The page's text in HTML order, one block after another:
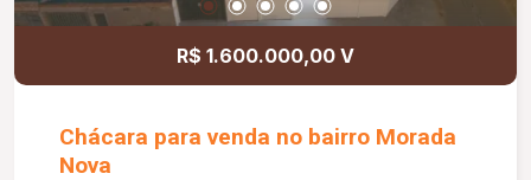
R$ 1.600.000,00 V
Chácara para venda no bairro Morada
Nova